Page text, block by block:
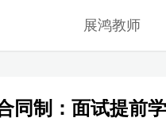
同制：面试提前学
展鸿教师